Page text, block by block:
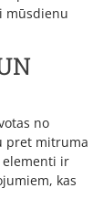
mūsdienu
no
pret mitruma
elementi ir
kas